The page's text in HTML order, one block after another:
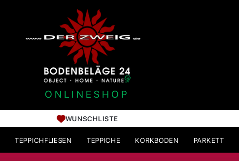
ONLINESHOP
WUNSCHLISTE
TEPPICHFLIESEN TEPPICHE KORKBODEN PARKETT